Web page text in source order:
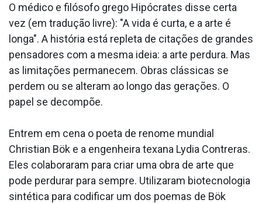
O médico e filósofo grego Hipócrates disse certa
vez (em tradução livre): "A vida é curta, e a arte é
longa". A história está repleta de citações de grandes
pensadores com a mesma ideia: a arte perdura. Mas
as limitações permanecem. Obras clássicas se
perdem ou se alteram ao longo das gerações. O
papel se decompõe.
Entrem em cena o poeta de renome mundial
Christian Bök e a engenheira texana Lydia Contreras.
Eles colaboraram para criar uma obra de arte que
pode perdurar para sempre. Utilizaram biotecnologia
sintética para codificar um dos poemas de Bök